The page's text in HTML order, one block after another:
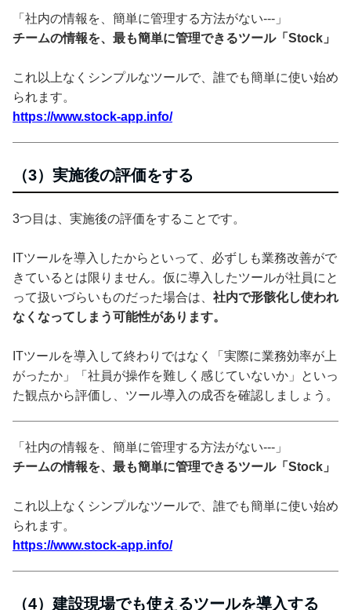
「社内の情報を、簡単に管理する方法がない---」
チームの情報を、最も簡単に管理できるツール「Stock」
これ以上なくシンプルなツールで、誰でも簡単に使い始め
られます。
https://www.stock-app.info/
（3）実施後の評価をする
3つ目は、実施後の評価をすることです。
ITツールを導入したからといって、必ずしも業務改善がで
きているとは限りません。仮に導入したツールが社員にと
って扱いづらいものだった場合は、 社内で形骸化し使われ
なくなってしまう可能性があります。
ITツールを導入して終わりではなく「実際に業務効率が上
がったか」「社員が操作を難しく感じていないか」といっ
た観点から評価し、ツール導入の成否を確認しましょう。
「社内の情報を、簡単に管理する方法がない---」
チームの情報を、最も簡単に管理できるツール「Stock」
これ以上なくシンプルなツールで、誰でも簡単に使い始め
られます。
https://www.stock-app.info/
（4）建設現場でも使えるツールを導入する